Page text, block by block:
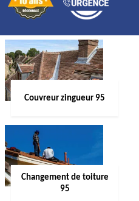
Couvreur zingueur 95
Changement de toiture
95